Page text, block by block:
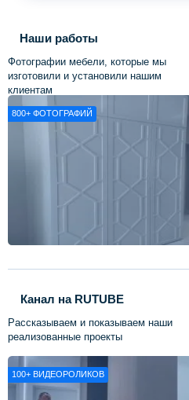
Наши работы
Фотографии мебели, которые мы
изготовили и установили нашим
клиентам
800+ ФОТОГРАФИЙ
Канал на RUTUBE
Рассказываем и показываем наши
реализованные проекты
100+ ВИДЕОРОЛИКОВ